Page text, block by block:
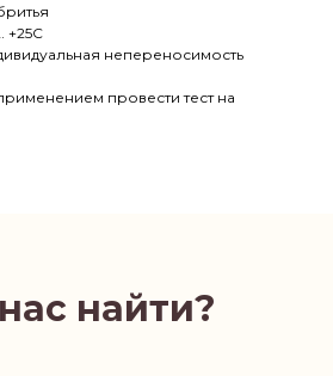
+25С
непереносимость
провести тест на
найти?